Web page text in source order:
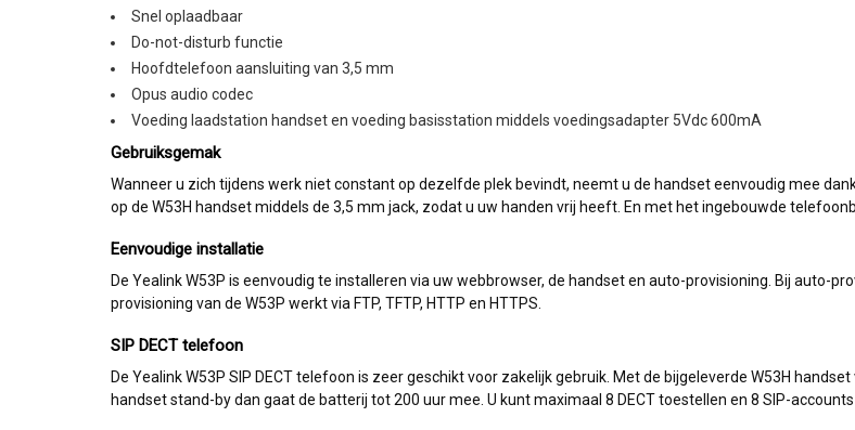
Snel oplaadbaar
Do-not-disturb functie
Hoofdtelefoon aansluiting van 3,5 mm
Opus audio codec
Voeding laadstation handset en voeding basisstation middels voedingsadapter 5Vdc 600mA
Gebruiksgemak
Wanneer u zich tijdens werk niet constant op dezelfde plek bevindt, neemt u de handset eenvoudig mee
op de W53H handset middels de 3,5 mm jack, zodat u uw handen vrij heeft. En met het ingebouwde
Eenvoudige installatie
De Yealink W53P is eenvoudig te installeren via uw webbrowser, de handset en auto-provisioning. Bij auto-
provisioning van de W53P werkt via FTP, TFTP, HTTP en HTTPS.
SIP DECT telefoon
De Yealink W53P SIP DECT telefoon is zeer geschikt voor zakelijk gebruik. Met de bijgeleverde W53H
handset stand-by dan gaat de batterij tot 200 uur mee. U kunt maximaal 8 DECT toestellen en 8 SIP-